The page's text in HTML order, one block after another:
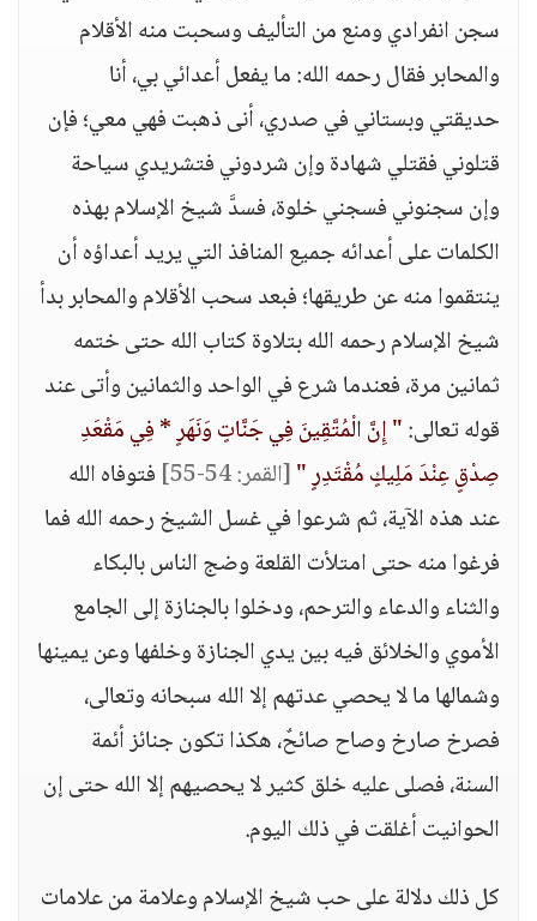
سجن انفرادي ومنع من التأليف وسحبت منه الأقلام
والمحابر فقال رحمه الله: ما يفعل أعدائي بي، أنا
حديقتي وبستاني في صدري، أنى ذهبت فهي معي؛ فإن
قتلوني فقتلي شهادة وإن شردوني فتشريدي سياحة
وإن سجنوني فسجني خلوة، فسدَّ شيخ الإسلام بهذه
الكلمات على أعدائه جميع المنافذ التي يريد أعداؤه أن
ينتقموا منه عن طريقها؛ فبعد سحب الأقلام والمحابر بدأ
شيخ الإسلام رحمه الله بتلاوة كتاب الله حتى ختمه
ثمانين مرة، فعندما شرع في الواحد والثمانين وأتى عند
قوله تعالى:" إِنَّ الْمُتَّقِينَ فِي جَنَّاتٍ وَنَهَرٍ * فِي مَقْعَدِ
صِدْقٍ عِنْدَ مَلِيكٍ مُقْتَدِرٍ "[القمر: 54-55]
فتوفاه الله
عند هذه الآية، ثم شرعوا في غسل الشيخ رحمه الله فما
فرغوا منه حتى امتلأت القلعة وضج الناس بالبكاء
والثناء والدعاء والترحم، ودخلوا بالجنازة إلى الجامع
الأموي والخلائق فيه بين يدي الجنازة وخلفها وعن يمينها
وشمالها ما لا يحصي عدتهم إلا الله سبحانه وتعالى،
فصرخ صارخ وصاح صائحٌ، هكذا تكون جنائز أئمة
السنة، فصلى عليه خلق كثير لا يحصيهم إلا الله حتى إن
الحوانيت أغلقت في ذلك اليوم.
كل ذلك دلالة على حب شيخ الإسلام وعلامة من علامات